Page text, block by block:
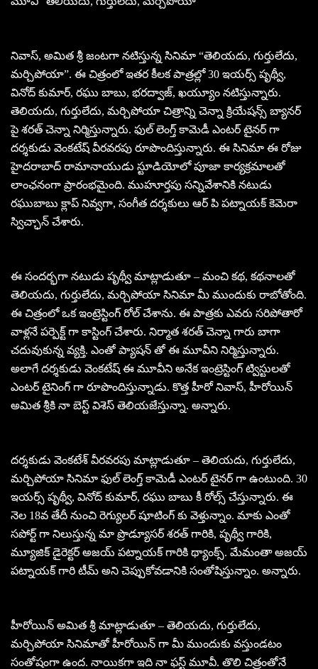
నివాస్, అమిత శ్రీ జంటగా నటిస్తున్న సినిమా “తెలియదు, గుర్తులేదు,
మర్చిపోయా”. ఈ చిత్రంలో ఇతర కీలక పాత్రల్లో 30 ఇయర్స్ పృథ్వీ,
వినోద్ కుమార్, రఘు బాబు, భరద్వాజ్, ఖయ్యూం నటిస్తున్నారు.
తెలియదు, గుర్తులేదు, మర్చిపోయా చిత్రాన్ని చెన్నా క్రియేషన్స్ బ్యానర్
పై శరత్ చెన్నా నిర్మిస్తున్నారు. ఫుల్ లెంగ్త్ కామెడీ ఎంటర్ టైనర్ గా
దర్శకుడు వెంకటేష్ వీరవరపు రూపొందిస్తున్నారు. ఈ సినిమా ఈ రోజు
హైదరాబాద్ రామానాయుడు స్టూడియోలో పూజా కార్యక్రమాలతో
లాంఛనంగా ప్రారంభమైంది. ముహూర్తపు సన్నివేశానికి నటుడు
రఘుబాబు క్లాప్ నివ్వగా, సంగీత దర్శకులు ఆర్ పి పట్నాయక్ కెమెరా
స్విచ్ఛాన్ చేశారు.
ఈ సందర్భగా నటుడు పృథ్వీ మాట్లాడుతూ – మంచి కథ, కథనాలతో
తెలియదు, గుర్తులేదు, మర్చిపోయా సినిమా మీ ముందుకు రాబోతోంది.
ఈ చిత్రంలో ఒక ఇంట్రెస్టింగ్ రోల్ చేశాను. ఈ పాత్రకు ఎవరు సరిపోతారో
వాళ్లనే పర్పెక్ట్ గా కాస్టింగ్ చేశారు. నిర్మాత శరత్ చెన్నా గారు బాగా
చదువుకున్న వ్యక్తి. ఎంతో ప్యాషన్ తో ఈ మూవీని నిర్మిస్తున్నారు.
అలాగే దర్శకుడు వెంకటేష్ ఈ మూవీని అనేక ఇంట్రెస్టింగ్ ట్విస్టులతో
ఎంటర్ టైనింగ్ గా రూపొందిస్తున్నాడు. కొత్త హీరో నివాస్, హీరోయిన్
అమిత శ్రీకి నా బెస్ట్ విశెస్ తెలియజేస్తున్నా. అన్నారు.
దర్శకుడు వెంకటేశ్ వీరవరపు మాట్లాడుతూ – తెలియదు, గుర్తులేదు,
మర్చిపోయా సినిమా ఫుల్ లెంగ్త్ కామెడీ ఎంటర్ టైనర్ గా ఉంటుంది. 30
ఇయర్స్ పృథ్వీ, వినోద్ కుమార్, రఘు బాబు కీ రోల్స్ చేస్తున్నారు. ఈ
నెల 18వ తేదీ నుంచి రెగ్యులర్ షూటింగ్ కు వెళ్తున్నాం. మాకు ఎంతో
సపోర్ట్ గా నిలుస్తున్న మా ప్రొడ్యూసర్ శరత్ గారికి, పృథ్వీ గారికి,
మ్యూజిక్ డైరెక్టర్ అజయ్ పట్నాయక్ గారికి థ్యాంక్స్. మేమంతా అజయ్
పట్నాయక్ గారి టీమ్ అని చెప్పుకోవడానికి సంతోషిస్తున్నాం. అన్నారు.
హీరోయిన్ అమిత శ్రీ మాట్లాడుతూ – తెలియదు, గుర్తులేదు,
మర్చిపోయా సినిమాతో హీరోయిన్ గా మీ ముందుకు వస్తుండటం
సంతోషంగా ఉంద. నాయికగా ఇది నా ఫస్ట్ మూవీ. తొలి చిత్రంతోనే